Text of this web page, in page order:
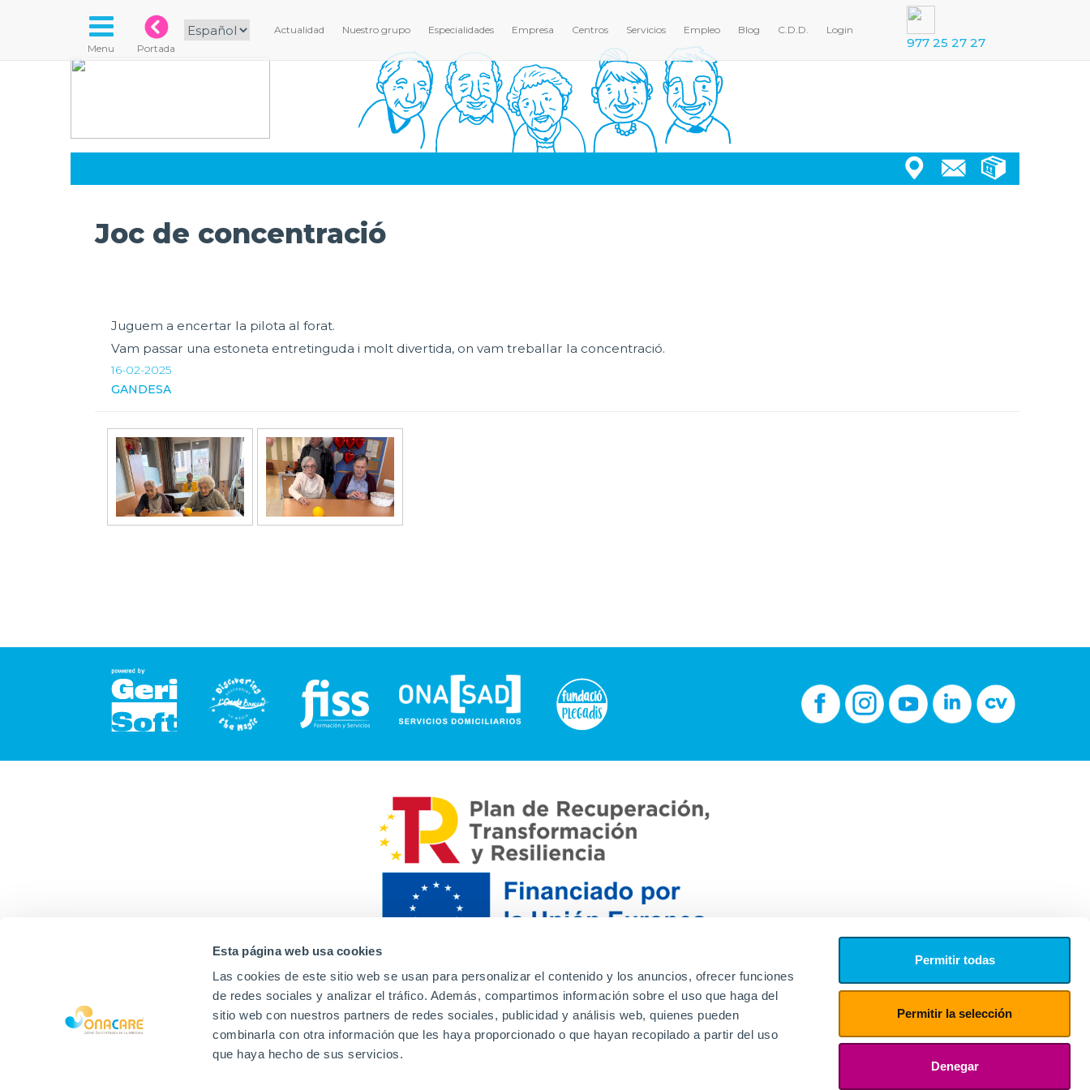
Esta página web usa cookies
Las cookies de este sitio web se usan para personalizar el contenido y los anuncios, ofrecer funciones
de redes sociales y analizar el tráfico. Además, compartimos información sobre el uso que haga del
sitio web con nuestros partners de redes sociales, publicidad y análisis web, quienes pueden
combinarla con otra información que les haya proporcionado o que hayan recopilado a partir del uso
que haya hecho de sus servicios.
Permitir todas
Permitir la selección
Denegar
Actualidad Nuestro grupo Especialidades Empresa Centros Servicios Empleo Blog C.D.D. Login
977 25 27 27
Menu Portada
Joc de concentració
Juguem a encertar la pilota al forat.
Vam passar una estoneta entretinguda i molt divertida, on vam treballar la concentració.
16-02-2025
GANDESA
Contacto Canal de denuncias Envia tu CV
Proveedores
Aviso Legal